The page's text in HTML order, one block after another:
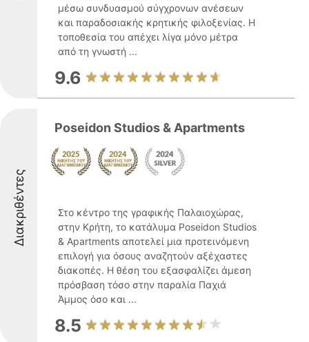
μέσω συνδυασμού σύγχρονων ανέσεων
και παραδοσιακής κρητικής φιλοξενίας. Η
τοποθεσία του απέχει λίγα μόνο μέτρα
από τη γνωστή ...
9.6
Διακριθέντες
Poseidon Studios & Apartments
Στο κέντρο της γραφικής Παλαιοχώρας,
στην Κρήτη, το κατάλυμα Poseidon Studios
& Apartments αποτελεί μια προτεινόμενη
επιλογή για όσους αναζητούν αξέχαστες
διακοπές. Η θέση του εξασφαλίζει άμεση
πρόσβαση τόσο στην παραλία Παχιά
Άμμος όσο και ...
8.5